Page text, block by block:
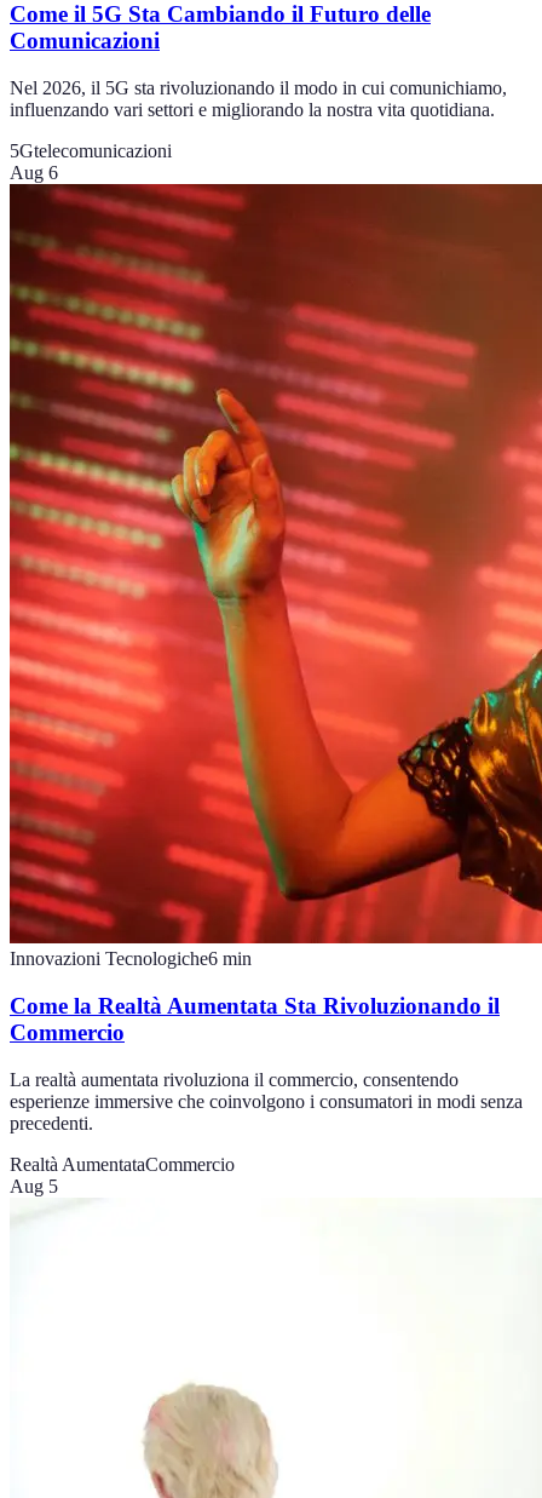
Come il 5G Sta Cambiando il Futuro delle
Comunicazioni
Nel 2026, il 5G sta rivoluzionando il modo in cui comunichiamo,
influenzando vari settori e migliorando la nostra vita quotidiana.
5Gtelecomunicazioni
Aug 6
Innovazioni Tecnologiche6 min
Come la Realtà Aumentata Sta Rivoluzionando il
Commercio
La realtà aumentata rivoluziona il commercio, consentendo
esperienze immersive che coinvolgono i consumatori in modi senza
precedenti.
Realtà AumentataCommercio
Aug 5